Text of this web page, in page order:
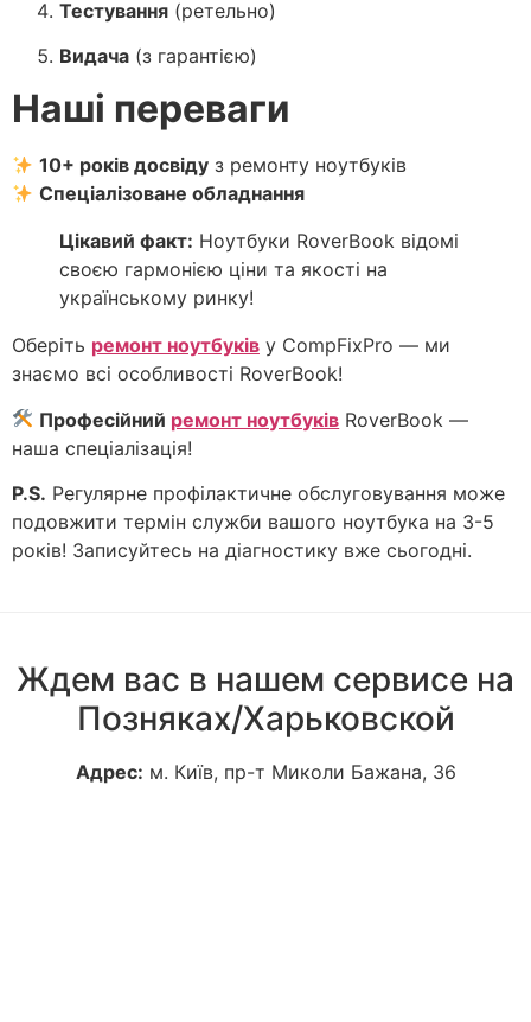
Тестування (ретельно)
Видача (з гарантією)
Наші переваги
10+ років досвіду з ремонту ноутбуків
Спеціалізоване обладнання
Цікавий факт: Ноутбуки RoverBook відомі
своєю гармонією ціни та якості на
українському ринку!
Оберіть ремонт ноутбуків у CompFixPro — ми
знаємо всі особливості RoverBook!
Професійний ремонт ноутбуків RoverBook —
наша спеціалізація!
P.S. Регулярне профілактичне обслуговування може
подовжити термін служби вашого ноутбука на 3-5
років! Записуйтесь на діагностику вже сьогодні.
Ждем вас в нашем сервисе на
Позняках/Харьковской
Адрес: м. Київ, пр-т Миколи Бажана, 36